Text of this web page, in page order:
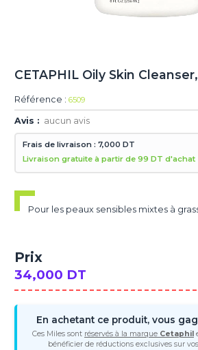
CETAPHIL Oily Skin
Référence : 6509
Avis : aucun avis
Frais de livraison : 7,000 DT
Livraison gratuite à partir de 99 DT d'achat
Pour les peaux sensibles mixtes à
Prix
34,000 DT
En achetant ce produit, vous
Ces Miles sont réservés à la marque Cetaphil
bénéficier de réductions exclusives sur